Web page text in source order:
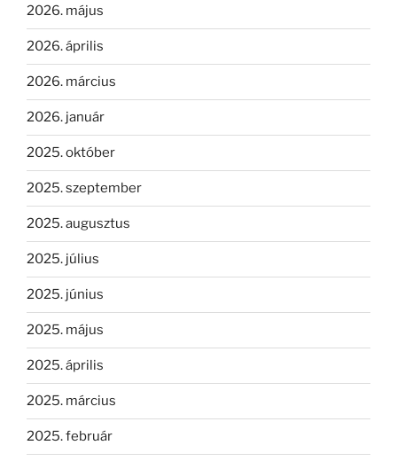
2026. május
2026. április
2026. március
2026. január
2025. október
2025. szeptember
2025. augusztus
2025. július
2025. június
2025. május
2025. április
2025. március
2025. február